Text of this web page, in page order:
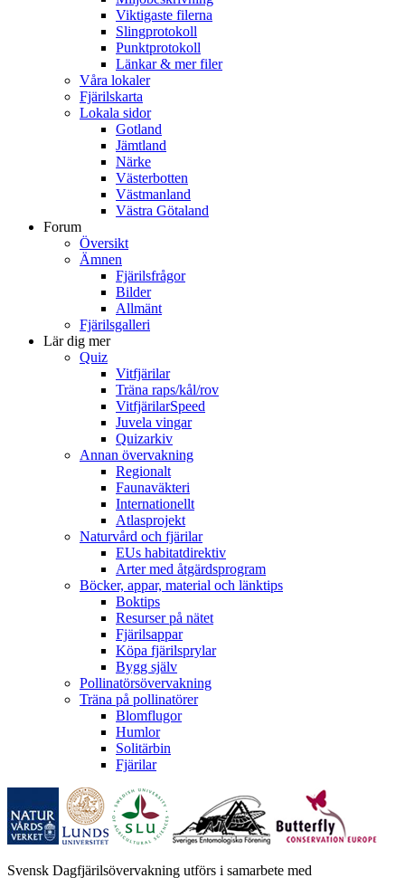
Viktigaste filerna
Slingprotokoll
Punktprotokoll
Länkar & mer filer
Våra lokaler
Fjärilskarta
Lokala sidor
Gotland
Jämtland
Närke
Västerbotten
Västmanland
Västra Götaland
Forum
Översikt
Ämnen
Fjärilsfrågor
Bilder
Allmänt
Fjärilsgalleri
Lär dig mer
Quiz
Vitfjärilar
Träna raps/kål/rov
VitfjärilarSpeed
Juvela vingar
Quizarkiv
Annan övervakning
Regionalt
Faunaväkteri
Internationellt
Atlasprojekt
Naturvård och fjärilar
EUs habitatdirektiv
Arter med åtgärdsprogram
Böcker, appar, material och länktips
Boktips
Resurser på nätet
Fjärilsappar
Köpa fjärilsprylar
Bygg själv
Pollinatörsövervakning
Träna på pollinatörer
Blomflugor
Humlor
Solitärbin
Fjärilar
Svensk Dagfjärilsövervakning utförs i samarbete med